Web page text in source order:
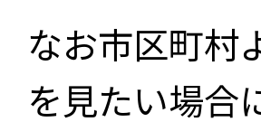
なお市区町村
を見たい場合